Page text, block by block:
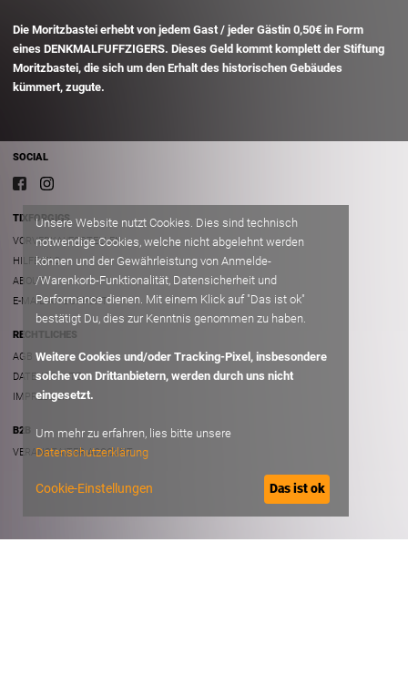
Die Moritzbastei erhebt von jedem Gast / jeder Gästin 0,50€ in Form
eines DENKMALFUFFZIGERS. Dieses Geld kommt komplett der Stiftung
Moritzbastei, die sich um den Erhalt des historischen Gebäudes
kümmert, zugute.
SOCIAL
TIXFORGIGS
VORVERKAUFSSTELLEN
HILFE/FAQ
ABOUT
E-MAIL AN SUPPORT
RECHTLICHES
AGB
DATENSCHUTZ
IMPRESSUM
B2B
VERANSTALTER ACCOUNT
Unsere Website nutzt Cookies. Dies sind technisch
notwendige Cookies, welche nicht abgelehnt werden
können und der Gewährleistung von Anmelde-
/Warenkorb-Funktionalität, Datensicherheit und
Performance dienen. Mit einem Klick auf "Das ist ok"
bestätigt Du, dies zur Kenntnis genommen zu haben.
Weitere Cookies und/oder Tracking-Pixel, insbesondere
solche von Drittanbietern, werden durch uns nicht
eingesetzt.
Um mehr zu erfahren, lies bitte unsere
Datenschutzerklärung
Cookie-Einstellungen Das ist ok